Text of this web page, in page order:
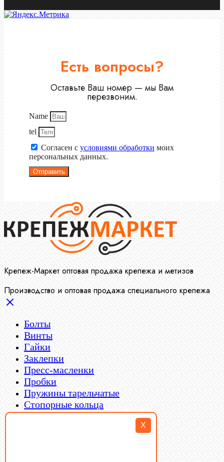
X
Есть вопросы?
Оставьте Ваш номер — мы Вам
перезвоним.
Name
tel
Согласен с условиями обработки моих
персональных данных.
Отправить
Крепеж-Маркет оптовая продажа крепежа и метизов
Производство и оптовая продажа специального крепежа
Болты
Винты
Гайки
Заклепки
Пресс-масленки
Пробки
Пружины тарельчатые
Стопорные кольца
Такелаж